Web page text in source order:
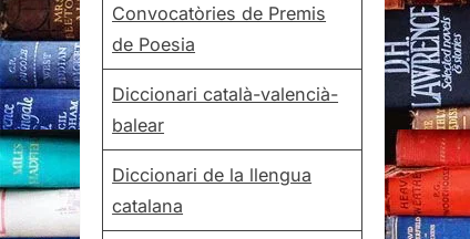
Convocatòries de Premis
de Poesia
Diccionari català-valencià-
balear
Diccionari de la llengua
catalana